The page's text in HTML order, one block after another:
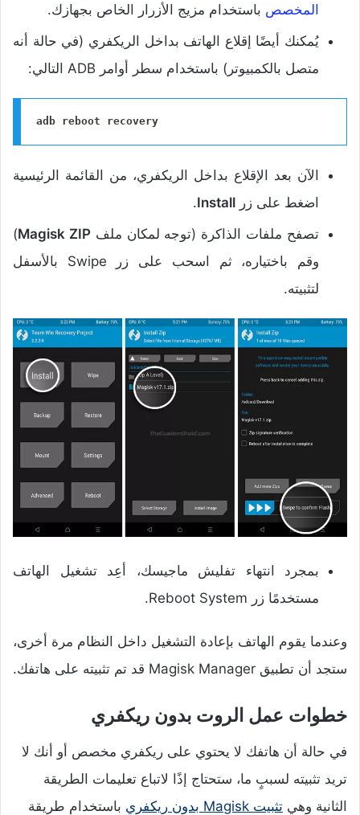
المخصص باستخدام مزيج الأزرار الخاص بجهازك.
يُمكنك أيضًا إقلاع الهاتف بداخل الريكفري (في حالة أنه
متصل بالكمبيوتر) باستخدام سطر أوامر ADB التالي:
adb reboot recovery
الآن بعد الإقلاع بداخل الريكفري، من القائمة الرئيسية
اضغط على زر Install
.
تصفح ملفات الذاكرة (توجه لمكان ملفMagisk ZIP
)
وقم باختياره، ثم اسحب على زر Swipe بالأسفل
لتثبيته.
بمجرد انتهاء تفليش ماجيسك، أعِد تشغيل الهاتف
مستخدمًا زر Reboot System.
وعندما يقوم الهاتف بإعادة التشغيل داخل النظام مرة أخرى،
ستجد أن تطبيق Magisk Manager قد تم تثبيته على هاتفك.
خطوات عمل الروت بدون ريكفري
في حالة أن هاتفك لا يحتوي على ريكفري مخصص أو أنك لا
تريد تثبيته لسببٍ ما، ستحتاج إذًا لاتباع تعليمات الطريقة
الثانية وهي تثبيت Magisk بدون ريكفري
باستخدام طريقة